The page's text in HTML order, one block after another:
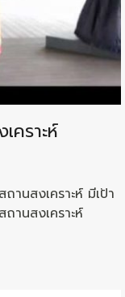
คราะห์
านสงเคราะห์ มีเป้า
านสงเคราะห์